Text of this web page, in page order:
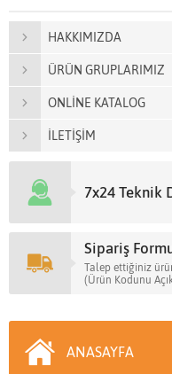
HAKKIMIZDA
ÜRÜN GRUPLARIMIZ
ONLİNE KATALOG
İLETİŞİM
7x24 Teknik
Sipariş
Talep ettiğiniz
(Ürün Kodunu
ANASAYFA